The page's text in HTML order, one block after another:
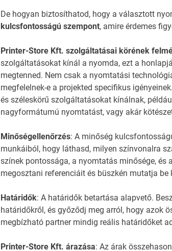
De hogyan biztosíthatod, hogy a választott
kulcsfontosságú szempont, amire érdemes
Printer-Store Kft. szolgáltatásai körének
szolgáltatásokat kínál a nyomda, ezt a
megtenned. Nem csak a nyomtatási
megfelelnek-e a projekted specifikus
és széleskörű szolgáltatásokat kínálnak,
nagyformátumú nyomtatást, vagy akár
Minőségellenőrzés: A minőség
munkáiból, hogy láthasd, milyen színvonalra
színek pontossága, a nyomtatás minősége,
megosztani referenciáit és büszkén mutatja be
Határidők: A határidők betartása alapvető.
határidőkről, és győződj meg arról, hogy azok
megbízható partner mindig reális határidőket
Printer-Store Kft. árazása: Az árak